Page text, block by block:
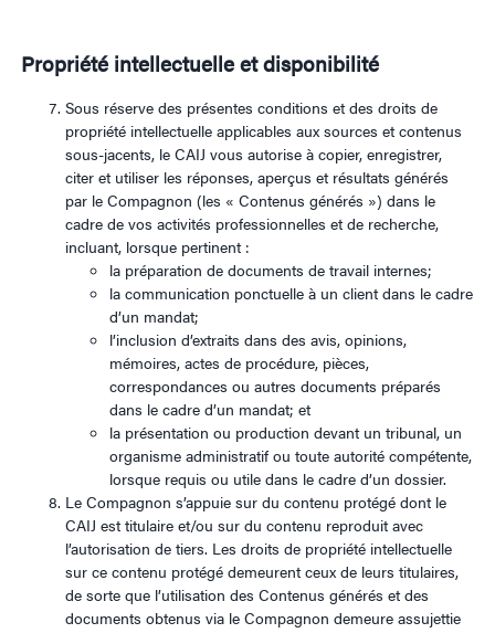
Propriété intellectuelle et disponibilité
Sous réserve des présentes conditions et des droits de
propriété intellectuelle applicables aux sources et contenus
sous-jacents, le CAIJ vous autorise à copier, enregistrer,
citer et utiliser les réponses, aperçus et résultats générés
par le Compagnon (les « Contenus générés ») dans le
cadre de vos activités professionnelles et de recherche,
incluant, lorsque pertinent :
la préparation de documents de travail internes;
la communication ponctuelle à un client dans le cadre
d’un mandat;
l’inclusion d’extraits dans des avis, opinions,
mémoires, actes de procédure, pièces,
correspondances ou autres documents préparés
dans le cadre d’un mandat; et
la présentation ou production devant un tribunal, un
organisme administratif ou toute autorité compétente,
lorsque requis ou utile dans le cadre d’un dossier.
Le Compagnon s’appuie sur du contenu protégé dont le
CAIJ est titulaire et/ou sur du contenu reproduit avec
l’autorisation de tiers. Les droits de propriété intellectuelle
sur ce contenu protégé demeurent ceux de leurs titulaires,
de sorte que l’utilisation des Contenus générés et des
documents obtenus via le Compagnon demeure assujettie